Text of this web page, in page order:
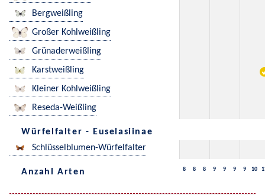
Bergweißling
Großer Kohlweißling
Grünaderweißling
Karstweißling
Kleiner Kohlweißling
Reseda-Weißling
Würfelfalter - Euselasiinae
Schlüsselblumen-Würfelfalter
Anzahl Arten 8 8 8 9 9 9 9 10